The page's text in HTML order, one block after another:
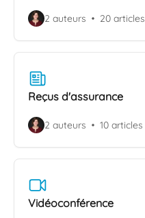
2 auteurs 20 articles
Reçus d'assurance
2 auteurs 10 articles
Vidéoconférence